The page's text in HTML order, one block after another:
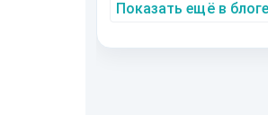
Показать ещё в блоге